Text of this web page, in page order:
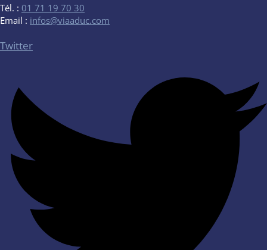
Tél. : 01 71 19 70 30
Email : infos@viaaduc.com
Twitter